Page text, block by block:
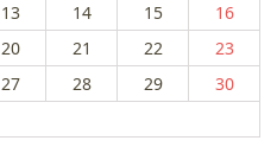
13 14 15
16
20 21 22
23
27 28 29
30